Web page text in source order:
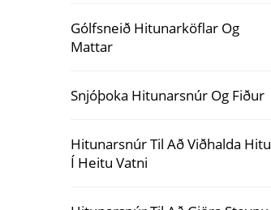
Gólfsneið Hitunarköflar Og
Mattar
Snjóþoka Hitunarsnúr Og Fiður
Hitunarsnúr Til Að Viðhalda Hitu
Í Heitu Vatni